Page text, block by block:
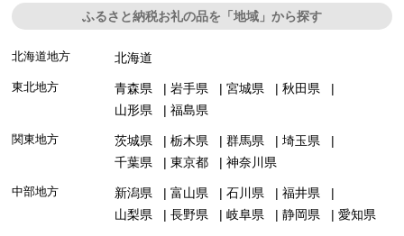
ふるさと納税お礼の品を「地域」から探す
北海道地方 北海道
東北地方 青森県 岩手県 宮城県
秋田県
山形県
福島県
関東地方 茨城県 栃木県 群馬県
埼玉県
千葉県
東京都 神奈川県
中部地方 新潟県 富山県 石川県
福井県
山梨県
長野県 岐阜県 静岡県 愛知県